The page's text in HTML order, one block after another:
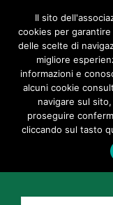
content
Il sito
cookies per
delle scelte di
migliore
informazioni e
alcuni cookie
navigare sul
proseguire
cliccando sul tasto